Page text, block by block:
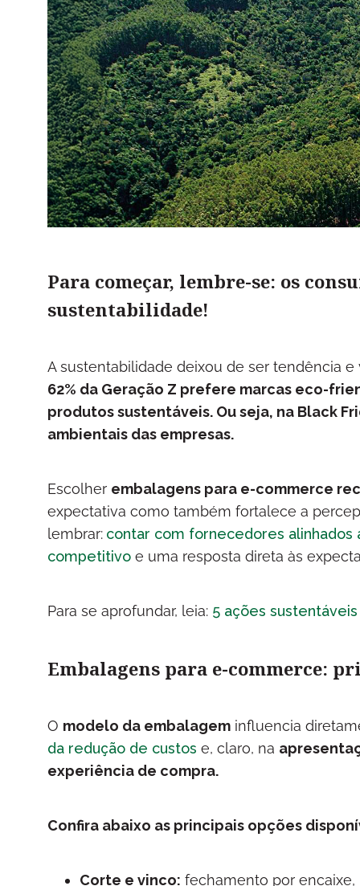
Para começar, lembre-se: os
sustentabilidade!
A sustentabilidade deixou de ser tendência
62% da Geração Z prefere marcas eco-
produtos sustentáveis. Ou seja, na Black
ambientais das empresas.
Escolher embalagens para e-commerce
expectativa como também fortalece a
lembrar: contar com fornecedores alinhados
competitivoe uma resposta direta às
Para se aprofundar, leia: 5 ações
Embalagens para e-commerce:
O modelo da embalageminfluencia
da redução de custos e, claro, na
experiência de compra.
Confira abaixo as principais opções
Corte e vinco: fechamento por encaixe,